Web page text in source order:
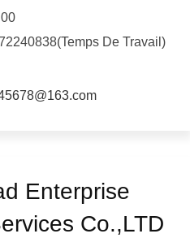
De Travail)
Enterprise
Co.,LTD